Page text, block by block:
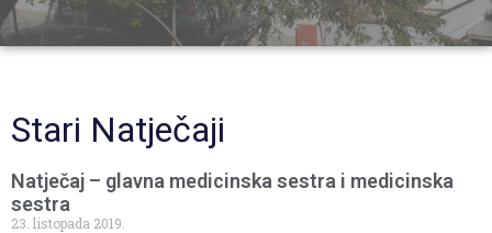
Stari Natječaji
Natječaj – glavna medicinska sestra i medicinska
sestra
23. listopada 2019.